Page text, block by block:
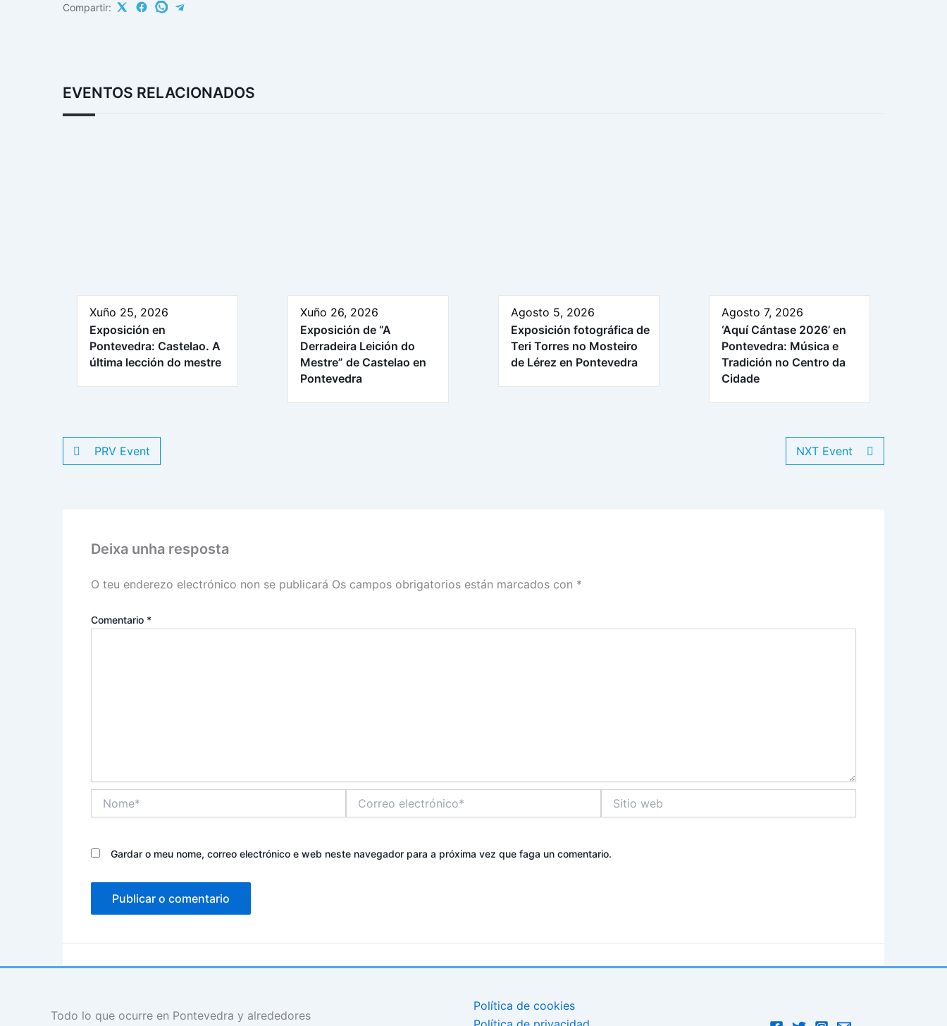
Compartir:
EVENTOS RELACIONADOS
Xuño 25, 2026
Exposición en
Pontevedra: Castelao. A
última lección do mestre
Xuño 26, 2026
Exposición de “A
Derradeira Leición do
Mestre” de Castelao en
Pontevedra
Agosto 5, 2026
Exposición fotográfica de
Teri Torres no Mosteiro
de Lérez en Pontevedra
Agosto 7, 2026
‘Aquí Cántase 2026’ en
Pontevedra: Música e
Tradición no Centro da
Cidade
PRV Event NXT Event
Deixa unha resposta
O teu enderezo electrónico non se publicará Os campos obrigatorios están marcados con *
Comentario *
electrónico*
web
Gardar o meu nome, correo electrónico e web neste navegador para a próxima vez que faga un comentario.
Todo lo que ocurre en Pontevedra y alrededores
Política de cookies